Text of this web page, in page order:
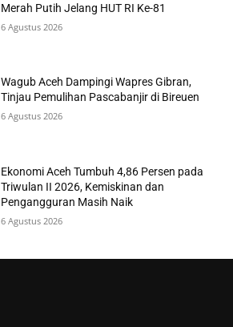
Merah Putih Jelang HUT RI Ke-81
6 Agustus 2026
Wagub Aceh Dampingi Wapres Gibran,
Tinjau Pemulihan Pascabanjir di Bireuen
6 Agustus 2026
Ekonomi Aceh Tumbuh 4,86 Persen pada
Triwulan II 2026, Kemiskinan dan
Pengangguran Masih Naik
6 Agustus 2026